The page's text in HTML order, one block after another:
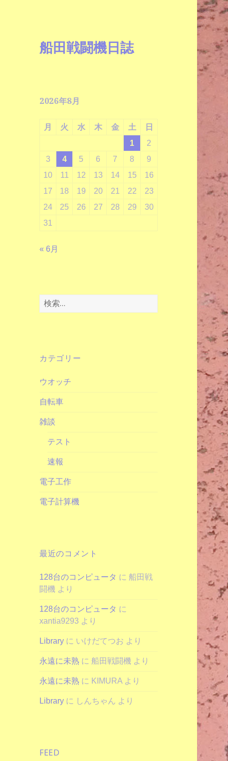
船田戦闘機日誌
2026年8月
月 火 水 木 金 土
日
1
2
3
4 5 6 7 8
9
10
11 12 13 14 15
16
17
18 19 20 21 22
23
24
25 26 27 28 29
30
31
« 6月
検
索:
カテゴリー
ウオッチ
自転車
雑談
テスト
速報
電子工作
電子計算機
最近のコメント
128台のコンピュータ に船田戦
闘機 より
128台のコンピュータ に
xantia9293 より
Library に いけだてつお より
永遠に未熟 に船田戦闘機 より
永遠に未熟 に KIMURA より
Library に しんちゃん より
FEED